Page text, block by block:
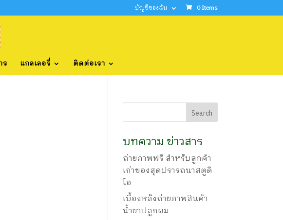
บัญชีของฉัน 0 Items
ร แกลเลอรี่ ติดต่อเรา
บทความ ข่าวสาร
ถ่ายภาพฟรี สำหรับลูกค้า
เก่าของสุดปรารถนาสตูดิ
โอ
เบื้องหลังถ่ายภาพสินค้า
น้ำยาปลูกผม